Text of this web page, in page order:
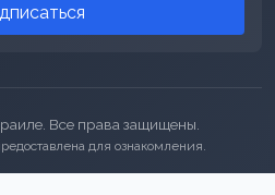
Все права защищены.
для ознакомления.